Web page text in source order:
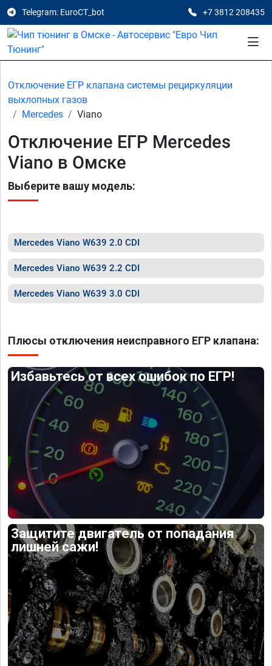
Telegram: EuroCT_bot +7 3812 208435
Отключение ЕГР клапана системы рециркуляции
выхлопных газов
Mercedes
Viano
Отключение ЕГР Mercedes
Viano в Омске
Выберите вашу модель:
Mercedes Viano W639 2.0 CDI
Mercedes Viano W639 2.2 CDI
Mercedes Viano W639 3.0 CDI
Плюсы отключения неисправного ЕГР клапана:
Избавьтесь от всех ошибок по ЕГР!
Защитите двигатель от попадания
лишней сажи!